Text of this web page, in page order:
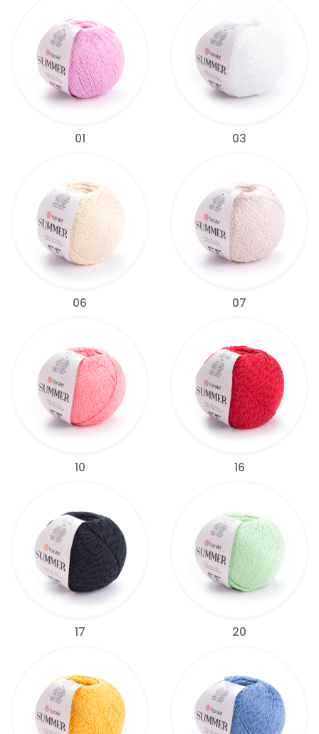
01 03
06 07
10 16
17 20